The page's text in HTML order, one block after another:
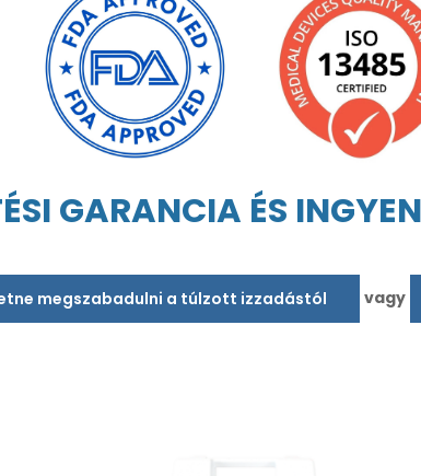
GARANCIA ÉS
megszabadulni a túlzott izzadástól vagy